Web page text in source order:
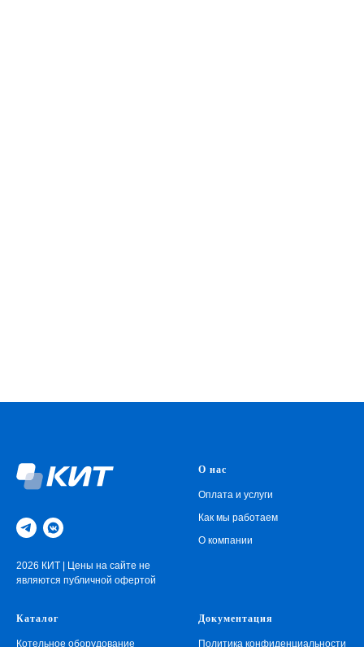
2026 КИТ | Цены на сайте не
являются публичной офертой
О нас
Оплата и услуги
Как мы работаем
О компании
Каталог
Котельное оборудование
Документация
Политика конфиденциальности